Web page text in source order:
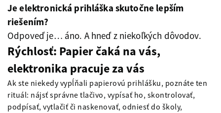
Je elektronická prihláška skutočne lepším
riešením?
Odpoveď je… áno. A hneď z niekoľkých dôvodov.
Rýchlosť: Papier čaká na vás,
elektronika pracuje za vás
Ak ste niekedy vypĺňali papierovú prihlášku, poznáte ten
rituál: nájsť správne tlačivo, vypísať ho, skontrolovať,
podpísať, vytlačiť či naskenovať, odniesť do školy,